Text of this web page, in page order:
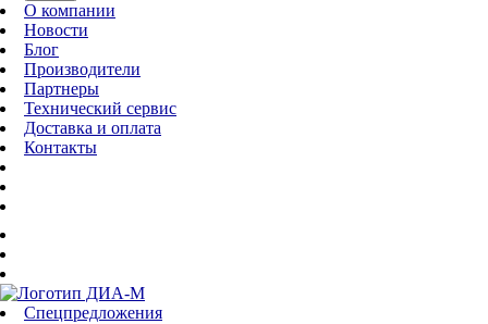
О компании
Новости
Блог
Производители
Партнеры
Технический сервис
Доставка и оплата
Контакты
Спецпредложения